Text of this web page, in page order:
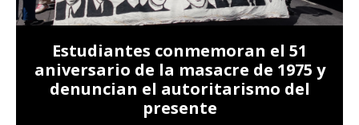
Estudiantes conmemoran el 51
aniversario de la masacre de 1975 y
denuncian el autoritarismo del
presente